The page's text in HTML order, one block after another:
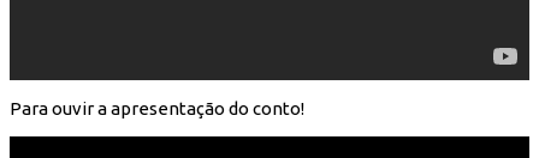
Para ouvir a apresentação do conto!